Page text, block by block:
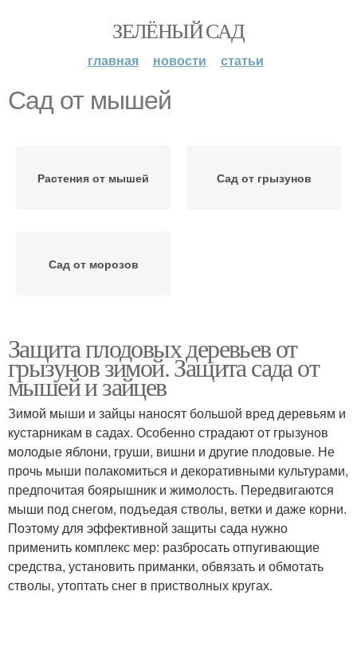
ЗЕЛЁНЫЙ САД
главная новости статьи
Сад от мышей
Растения от мышей Сад от грызунов
Сад от морозов
Защита плодовых деревьев от
грызунов зимой. Защита сада от
мышей и зайцев
Зимой мыши и зайцы наносят большой вред деревьям и
кустарникам в садах. Особенно страдают от грызунов
молодые яблони, груши, вишни и другие плодовые. Не
прочь мыши полакомиться и декоративными культурами,
предпочитая боярышник и жимолость. Передвигаются
мыши под снегом, подъедая стволы, ветки и даже корни.
Поэтому для эффективной защиты сада нужно
применить комплекс мер: разбросать отпугивающие
средства, установить приманки, обвязать и обмотать
стволы, утоптать снег в пристволных кругах.